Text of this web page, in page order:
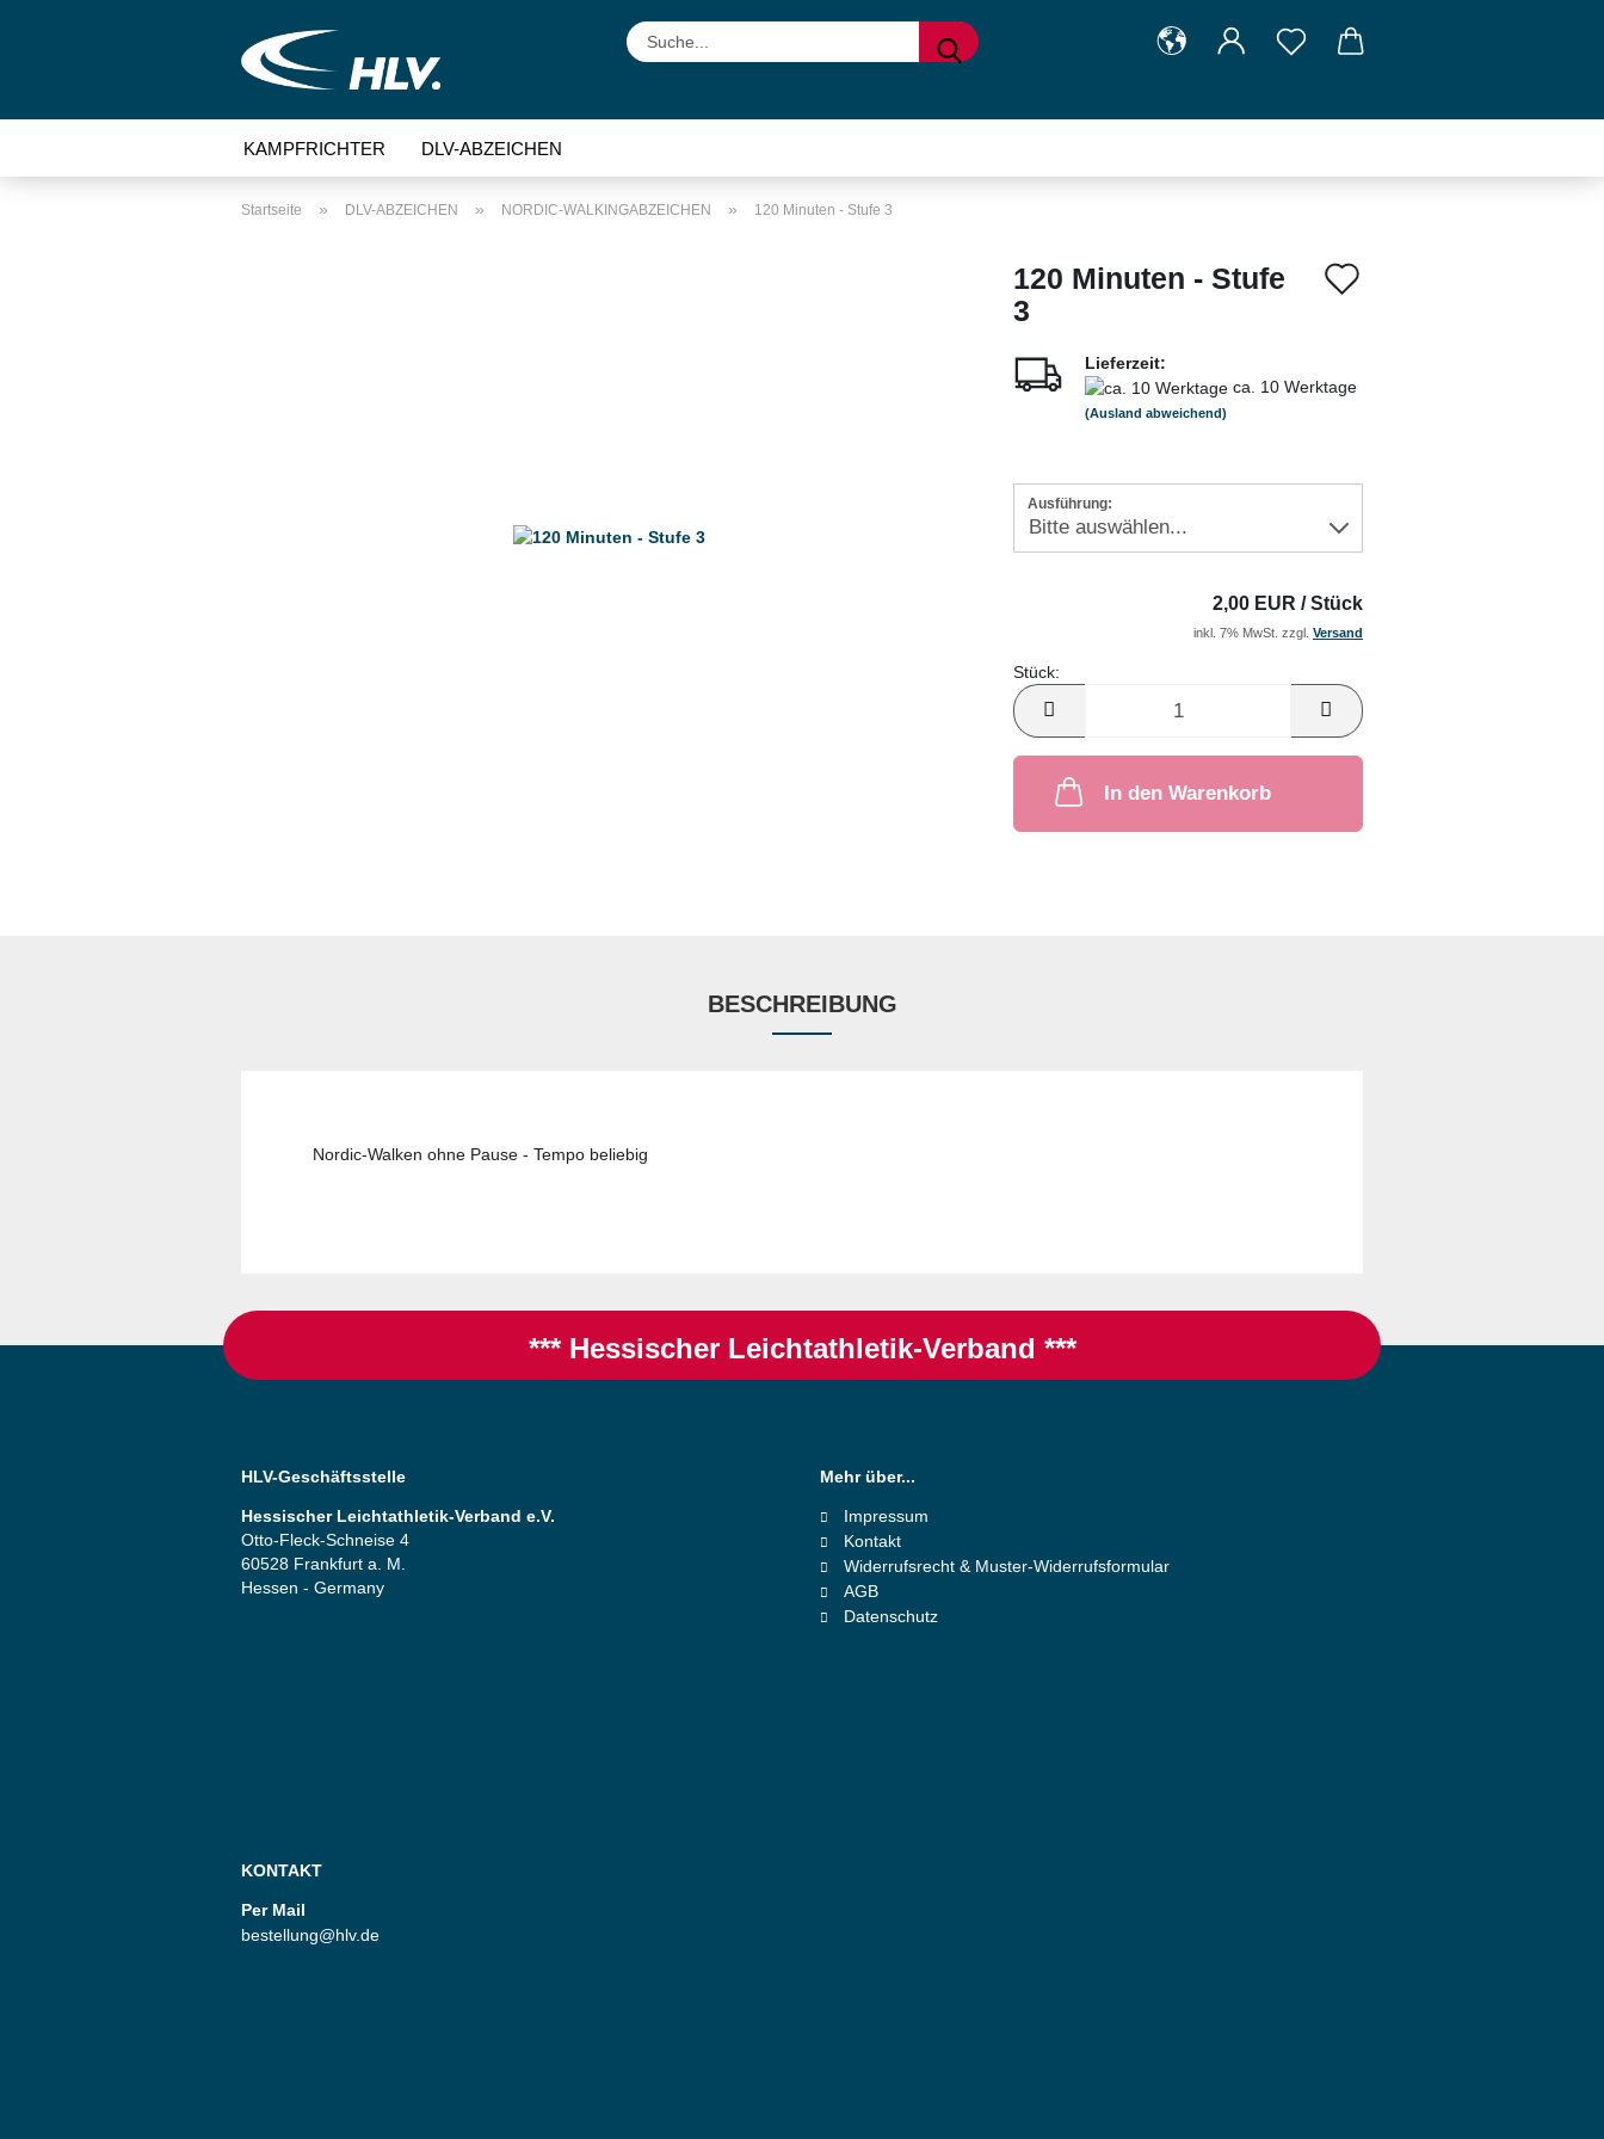
Suche...
KAMPFRICHTER DLV-ABZEICHEN
Startseite » DLV-ABZEICHEN » NORDIC-WALKINGABZEICHEN » 120 Minuten - Stufe 3
120 Minuten - Stufe
3
Lieferzeit:
ca. 10 Werktage
(Ausland abweichend)
Ausführung:
2,00 EUR / Stück
inkl. 7% MwSt. zzgl. Versand
Stück:
Stück
In den Warenkorb
BESCHREIBUNG
Nordic-Walken ohne Pause - Tempo beliebig
*** Hessischer Leichtathletik-Verband ***
HLV-Geschäftsstelle
Hessischer Leichtathletik-Verband e.V.
Otto-Fleck-Schneise 4
60528 Frankfurt a. M.
Hessen - Germany
Mehr über...
Impressum
Kontakt
Widerrufsrecht & Muster-Widerrufsformular
AGB
Datenschutz
KONTAKT
Per Mail
bestellung@hlv.de